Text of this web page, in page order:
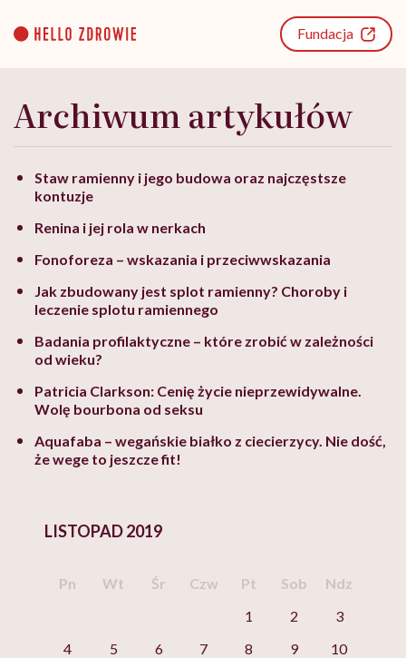
content
Fundacja
Archiwum artykułów
Staw ramienny i jego budowa oraz najczęstsze
kontuzje
Renina i jej rola w nerkach
Fonoforeza – wskazania i przeciwwskazania
Jak zbudowany jest splot ramienny? Choroby i
leczenie splotu ramiennego
Badania profilaktyczne – które zrobić w zależności
od wieku?
Patricia Clarkson: Cenię życie nieprzewidywalne.
Wolę bourbona od seksu
Aquafaba – wegańskie białko z ciecierzycy. Nie dość,
że wege to jeszcze fit!
LISTOPAD 2019
Pn Wt Śr Czw Pt Sob
Ndz
1
2
3
4
5 6 7 8 9
10